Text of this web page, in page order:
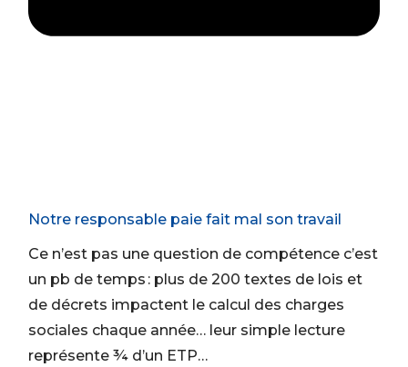
Notre responsable paie fait mal son travail
Ce n’est pas une question de compétence c’est
un pb de temps : plus de200 textes de lois et
de décrets impactent le calcul des charges
sociales chaque année… leur simple lecture
représente ¾ d’un ETP…